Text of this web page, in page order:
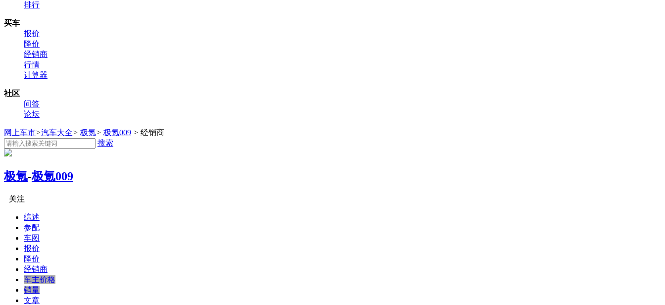
排行
买车
报价
降价
经销商
行情
计算器
社区
问答
论坛
网上车市>汽车大全> 极氪> 极氪009 > 经销商
搜索
极氪-极氪009
关注
综述
参配
车图
报价
降价
经销商
车主价格
销量
文章